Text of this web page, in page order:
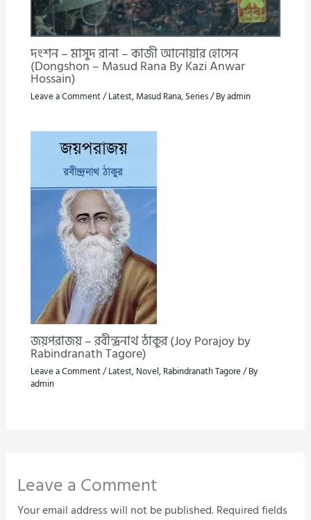
দংশন – মাসুদ রানা – কাজী আনোয়ার হোসেন
(Dongshon – Masud Rana By Kazi Anwar
Hossain)
Leave a Comment/Latest, Masud Rana, Series/ Byadmin
জয়পরাজয় – রবীন্দ্রনাথ ঠাকুর (Joy Porajoy by
Rabindranath Tagore)
Leave a Comment/Latest, Novel, Rabindranath Tagore/ By
admin
Leave a Comment
Your email address will not be published.Required fields